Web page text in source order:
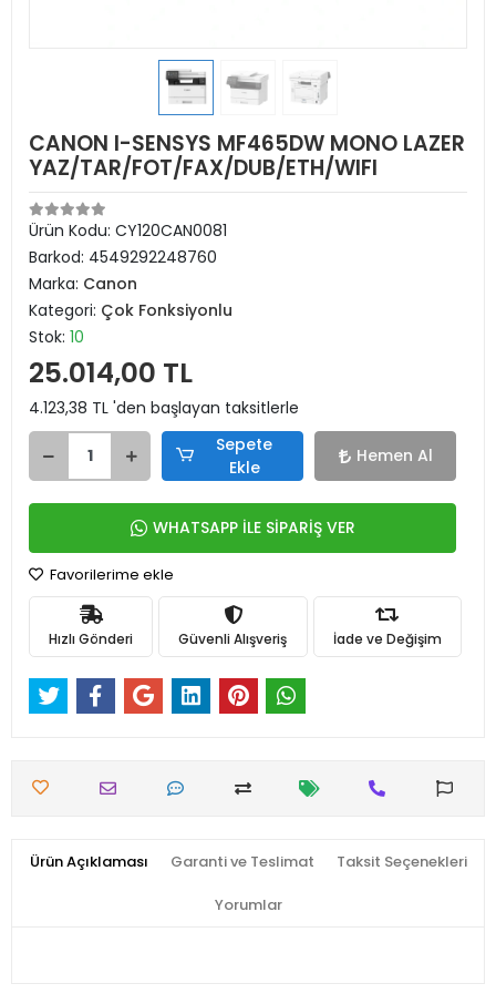
CANON I-SENSYS MF465DW MONO LAZER
YAZ/TAR/FOT/FAX/DUB/ETH/WIFI
Ürün Kodu: CY120CAN0081
Barkod: 4549292248760
Marka: Canon
Kategori: Çok Fonksiyonlu
Stok: 10
25.014,00 TL
4.123,38 TL 'den başlayan taksitlerle
Sepete
Ekle
Hemen Al
WHATSAPP İLE SİPARİŞ VER
Favorilerime ekle
Hızlı Gönderi Güvenli Alışveriş İade ve Değişim
Ürün Açıklaması Garanti ve Teslimat Taksit Seçenekleri
Yorumlar